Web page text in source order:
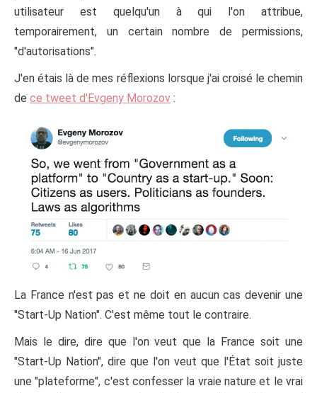
utilisateur est quelqu'un à qui l'on attribue,
temporairement, un certain nombre de permissions,
"d'autorisations".
J'en étais là de mes réflexions lorsque j'ai croisé le chemin
de ce tweet d'Evgeny Morozov :
La France n'est pas et ne doit en aucun cas devenir une
"Start-Up Nation". C'est même tout le contraire.
Mais le dire, dire que l'on veut que la France soit une
"Start-Up Nation", dire que l'on veut que l'État soit juste
une "plateforme", c'est confesser la vraie nature et le vrai